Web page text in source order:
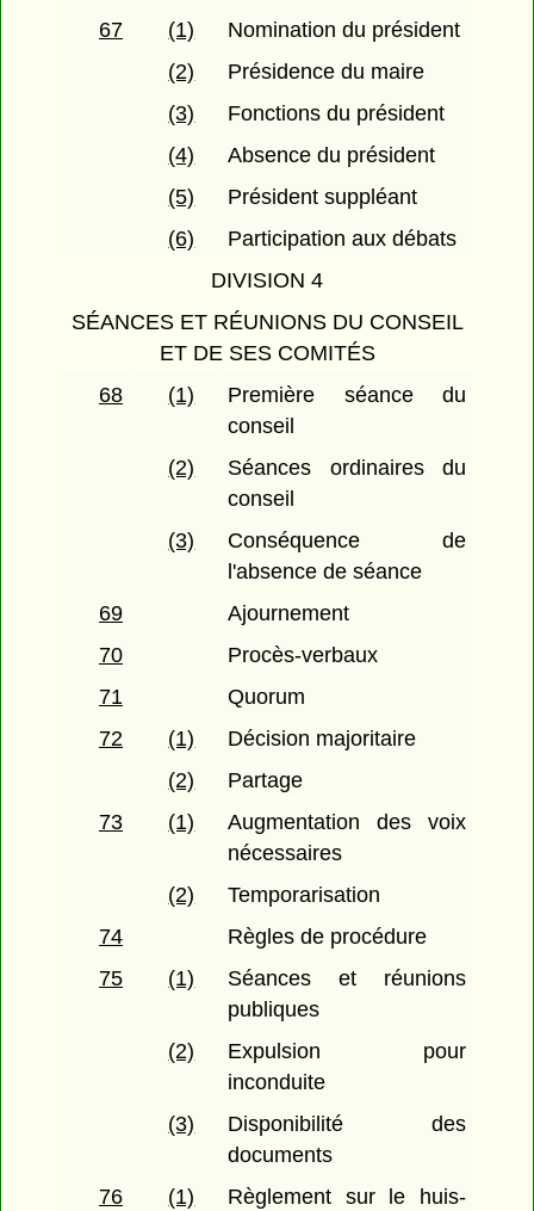
67
(1)
Nomination du président
(2)
Présidence du maire
(3)
Fonctions du président
(4)
Absence du président
(5)
Président suppléant
(6)
Participation aux débats
DIVISION 4
SÉANCES ET RÉUNIONS DU CONSEIL
ET DE SES COMITÉS
68
(1)
Première séance du
conseil
(2)
Séances ordinaires du
conseil
(3)
Conséquence de
l'absence de séance
69
Ajournement
70
Procès-verbaux
71
Quorum
72
(1)
Décision majoritaire
(2)
Partage
73
(1)
Augmentation des voix
nécessaires
(2)
Temporarisation
74
Règles de procédure
75
(1)
Séances et réunions
publiques
(2)
Expulsion pour
inconduite
(3)
Disponibilité des
documents
76
(1) Règlement sur le huis-